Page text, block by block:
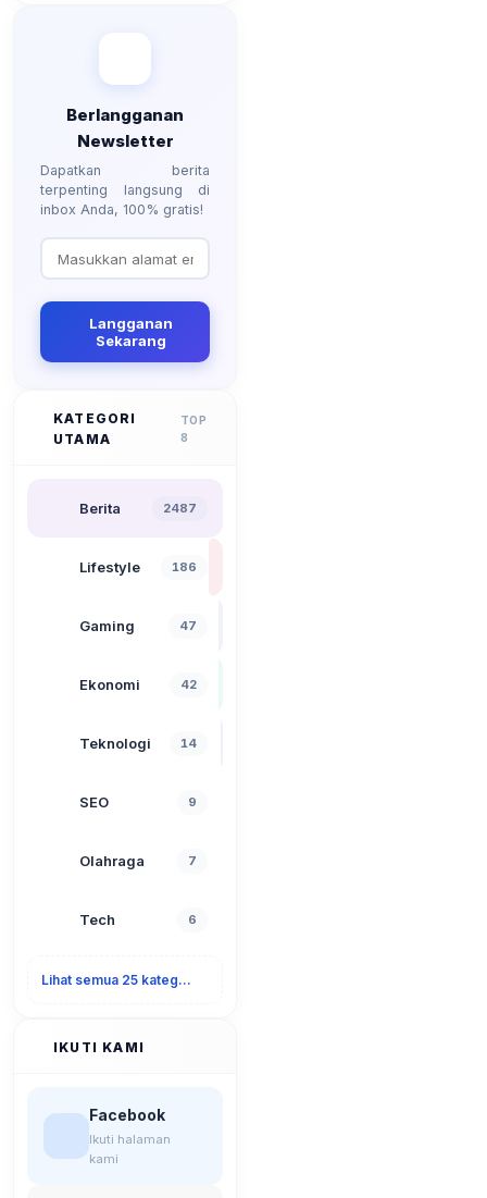
Berlangganan
Newsletter
Dapatkan berita
terpenting langsung di
inbox Anda, 100% gratis!
Langganan
Sekarang
KATEGORI
UTAMA
TOP
8
Berita 2487
Lifestyle 186
Gaming 47
Ekonomi 42
Teknologi 14
SEO 9
Olahraga 7
Tech 6
Lihat semua 25 kategori
IKUTI KAMI
Facebook
Ikuti halaman
kami